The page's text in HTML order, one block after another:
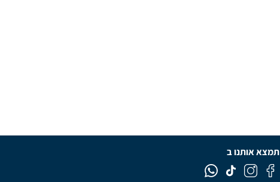
תמצא אותנו ב